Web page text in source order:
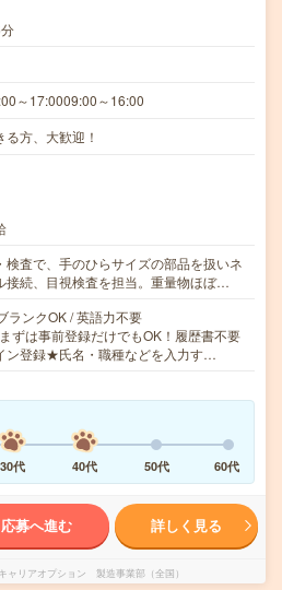
～17:0009:00～16:00
方、大歓迎！
検査で、手のひらサイズの部品を扱いネ
接続、目視検査を担当。重量物ほぼ…
ランクOK / 英語力不要
ずは事前登録だけでもOK！履歴書不要
ン登録★氏名・職種などを入力す…
30代 40代 50代 60代
応募へ進む 詳しく見る
ャリアオプション 製造事業部（全国）